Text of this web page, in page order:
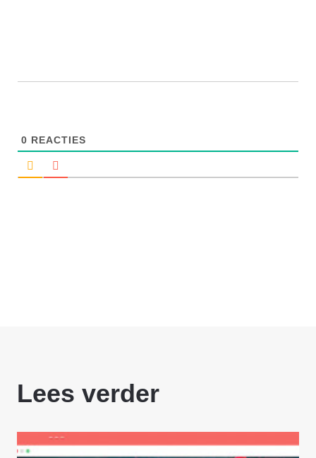
0 REACTIES
Lees verder